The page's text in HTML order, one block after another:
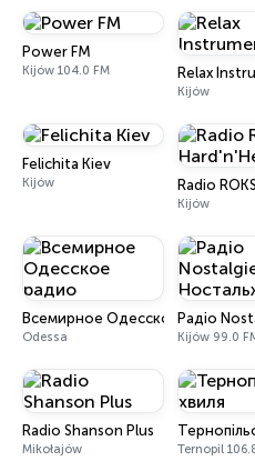
Power FM
Kijów 104.0 FM Relax
Kijów
Felichita Kiev
Kijów Radio
Kijów
Всемирное Одесское радио
Odessa
Радіо
Kijów 99.0
Radio Shanson Plus
Mikołajów Ternopil